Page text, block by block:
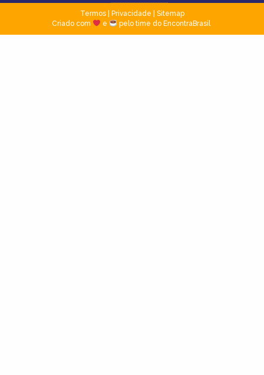
Termos| Privacidade
Sitemap
Criado com
e pelo time do EncontraBrasil